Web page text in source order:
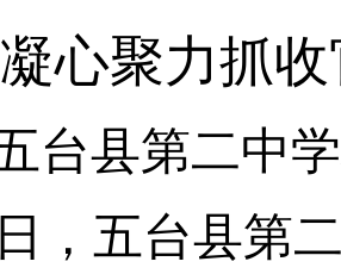
凝心聚力抓
县第二中学
，五台县第